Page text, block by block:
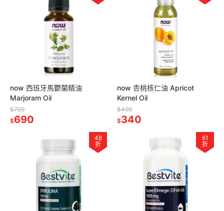
now 西班牙馬鬱蘭精油
Marjoram Oil
$799
$690
now 杏桃核仁油 Apricot
Kernel Oil
$499
$340
48
折
61
折